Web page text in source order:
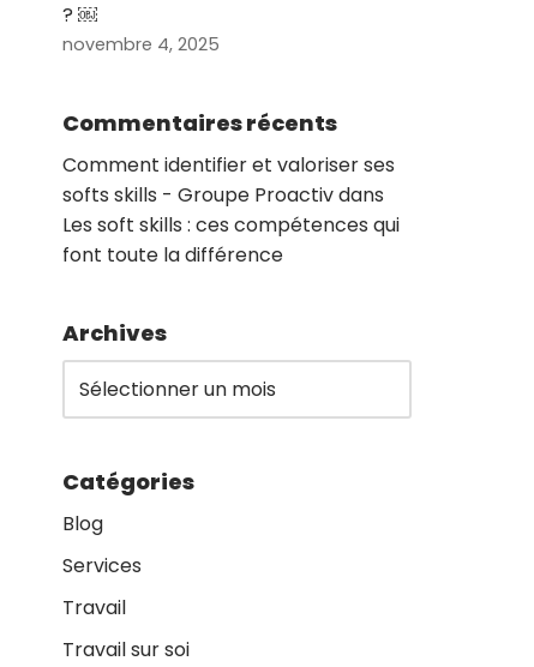
? ￼
novembre 4, 2025
Commentaires récents
Comment identifier et valoriser ses
softs skills - Groupe Proactivdans
Les soft skills : ces compétences qui
font toute la différence
Archives
Catégories
Blog
Services
Travail
Travail sur soi